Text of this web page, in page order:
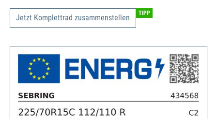
Jetzt Komplettrad zusammenstellen TIPP